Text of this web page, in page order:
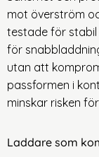
mot överström
testade för stabil
för
utan att
passformen i
minskar risken
Laddare som